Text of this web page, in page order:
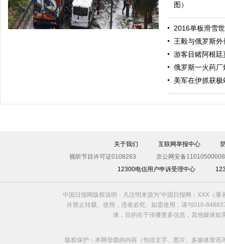
哈里与梅根亮相都柏林街头接受民众欢迎
图）
2016单板滑雪
王毅与俄罗斯
游客目睹阿根
俄罗斯一火药
美军在伊抓获极
关于我们 互联网举报中心
视听节目许可证0108263
京公网安备
12300电信用户申诉受理中心
中国日报网版权说明：凡注明来源为“中国日报网：XXX（
许禁止转载、使用，违者必究。如需使用，请与010-
体，目的在于传播更多信息，其他媒体
版权保护：本网登载的内容（包括文字、图片、多媒体资